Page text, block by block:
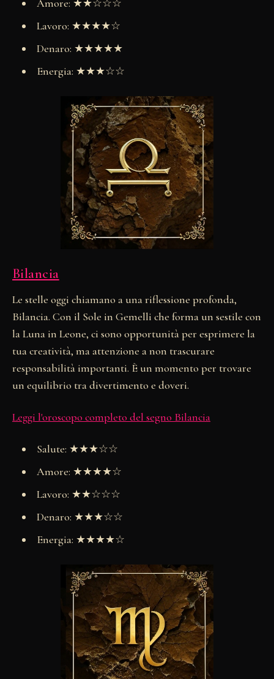
Amore: ★★☆☆☆
Lavoro: ★★★★☆
Denaro: ★★★★★
Energia: ★★★☆☆
Bilancia
Le stelle oggi chiamano a una riflessione profonda,
Bilancia. Con il Sole in Gemelli che forma un sestile con
la Luna in Leone, ci sono opportunità per esprimere la
tua creatività, ma attenzione a non trascurare
responsabilità importanti. È un momento per trovare
un equilibrio tra divertimento e doveri.
Leggi l'oroscopo completo del segno Bilancia
Salute: ★★★☆☆
Amore: ★★★★☆
Lavoro: ★★☆☆☆
Denaro: ★★★☆☆
Energia: ★★★★☆